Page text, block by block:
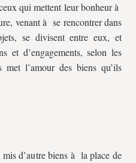
qui mettent leur bonheur à
venant à se rencontrer dans
se divisent entre eux, et
et d’engagements, selon les
met l’amour des biens qu’ils
mis d’autre biens à la place de